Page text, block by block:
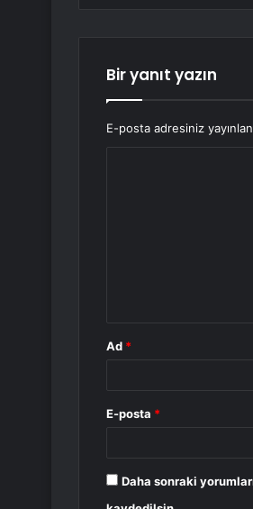
Bir yanıt yazın
E-posta adresiniz
Ad *
E-posta *
Daha sonraki